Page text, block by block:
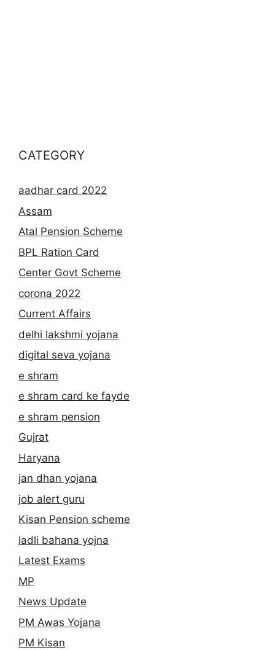
CATEGORY
aadhar card 2022
Assam
Atal Pension Scheme
BPL Ration Card
Center Govt Scheme
corona 2022
Current Affairs
delhi lakshmi yojana
digital seva yojana
e shram
e shram card ke fayde
e shram pension
Gujrat
Haryana
jan dhan yojana
job alert guru
Kisan Pension scheme
ladli bahana yojna
Latest Exams
MP
News Update
PM Awas Yojana
PM Kisan